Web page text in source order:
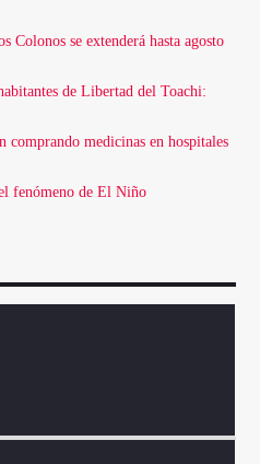
Colonos se extenderá hasta agosto
de Libertad del Toachi:
comprando medicinas en hospitales
fenómeno de El Niño